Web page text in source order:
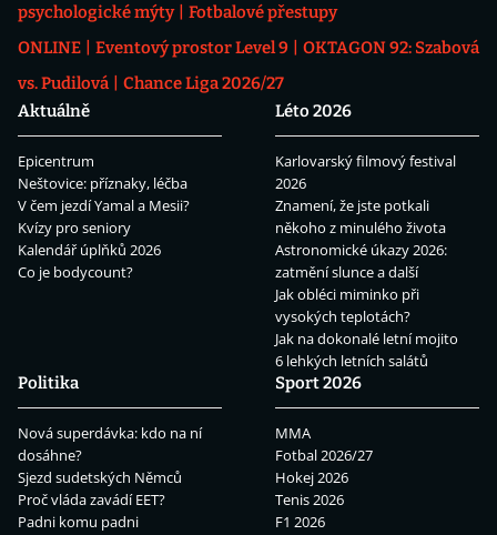
psychologické mýty
Fotbalové přestupy
ONLINE
Eventový prostor Level 9
OKTAGON 92: Szabová
vs. Pudilová
Chance Liga 2026/27
Aktuálně
Epicentrum
Neštovice: příznaky, léčba
V čem jezdí Yamal a Mesii?
Kvízy pro seniory
Kalendář úplňků 2026
Co je bodycount?
Léto 2026
Karlovarský filmový festival
2026
Znamení, že jste potkali
někoho z minulého života
Astronomické úkazy 2026:
zatmění slunce a další
Jak obléci miminko při
vysokých teplotách?
Jak na dokonalé letní mojito
6 lehkých letních salátů
Politika
Nová superdávka: kdo na ní
dosáhne?
Sjezd sudetských Němců
Proč vláda zavádí EET?
Padni komu padni
Sport 2026
MMA
Fotbal 2026/27
Hokej 2026
Tenis 2026
F1 2026